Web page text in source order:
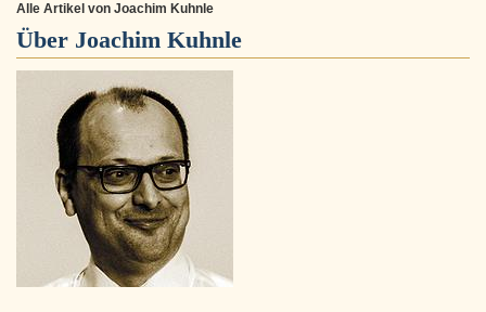
Alle Artikel von Joachim Kuhnle
Über Joachim Kuhnle